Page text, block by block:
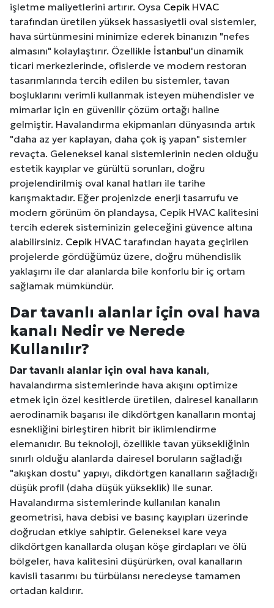
işletme maliyetlerini artırır. Oysa Cepik HVAC
tarafından üretilen yüksek hassasiyetli oval sistemler,
hava sürtünmesini minimize ederek binanızın "nefes
almasını" kolaylaştırır. Özellikle İstanbul'un dinamik
ticari merkezlerinde, ofislerde ve modern restoran
tasarımlarında tercih edilen bu sistemler, tavan
boşluklarını verimli kullanmak isteyen mühendisler ve
mimarlar için en güvenilir çözüm ortağı haline
gelmiştir. Havalandırma ekipmanları dünyasında artık
"daha az yer kaplayan, daha çok iş yapan" sistemler
revaçta. Geleneksel kanal sistemlerinin neden olduğu
estetik kayıplar ve gürültü sorunları, doğru
projelendirilmiş oval kanal hatları ile tarihe
karışmaktadır. Eğer projenizde enerji tasarrufu ve
modern görünüm ön plandaysa, Cepik HVAC kalitesini
tercih ederek sisteminizin geleceğini güvence altına
alabilirsiniz. Cepik HVAC tarafından hayata geçirilen
projelerde gördüğümüz üzere, doğru mühendislik
yaklaşımı ile dar alanlarda bile konforlu bir iç ortam
sağlamak mümkündür.
Dar tavanlı alanlar için oval hava
kanalı Nedir ve Nerede
Kullanılır?
Dar tavanlı alanlar için oval hava kanalı,
havalandırma sistemlerinde hava akışını optimize
etmek için özel kesitlerde üretilen, dairesel kanalların
aerodinamik başarısı ile dikdörtgen kanalların montaj
esnekliğini birleştiren hibrit bir iklimlendirme
elemanıdır. Bu teknoloji, özellikle tavan yüksekliğinin
sınırlı olduğu alanlarda dairesel boruların sağladığı
"akışkan dostu" yapıyı, dikdörtgen kanalların sağladığı
düşük profil (daha düşük yükseklik) ile sunar.
Havalandırma sistemlerinde kullanılan kanalın
geometrisi, hava debisi ve basınç kayıpları üzerinde
doğrudan etkiye sahiptir. Geleneksel kare veya
dikdörtgen kanallarda oluşan köşe girdapları ve ölü
bölgeler, hava kalitesini düşürürken, oval kanalların
kavisli tasarımı bu türbülansı neredeyse tamamen
ortadan kaldırır.